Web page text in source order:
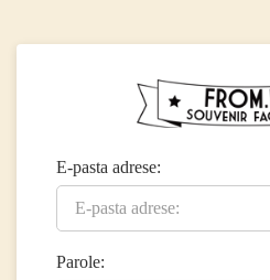
E-pasta adrese:
Parole: